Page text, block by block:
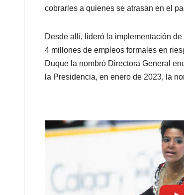
cobrarles a quienes se atrasan en el
Desde allí, lideró la implementación
4 millones de empleos formales en
Duque la nombró Directora General
la Presidencia, en enero de 2023, la